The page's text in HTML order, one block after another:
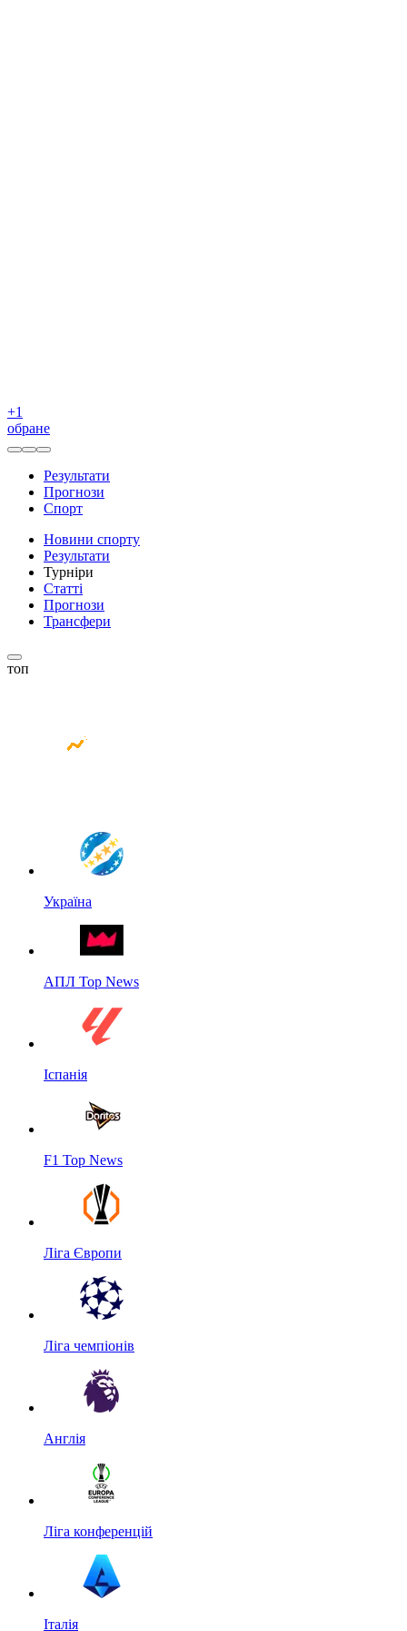
+1
обране
Результати
Прогнози
Спорт
Новини спорту
Результати
Турніри
Статті
Прогнози
Трансфери
топ
Україна
АПЛ Top News
Іспанія
F1 Top News
Ліга Європи
Ліга чемпіонів
Англія
Ліга конференцій
Італія